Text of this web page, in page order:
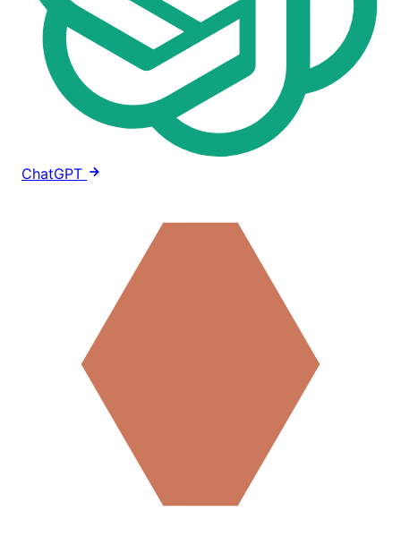
ChatGPT